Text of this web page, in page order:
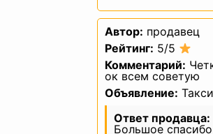
Автор: продавец
Рейтинг: 5/5
Комментарий:
ок всем советую
Объявление:
Ответ продавца:
Большое
Федеральный закон
7.1. Обработка
7.2. Обработка